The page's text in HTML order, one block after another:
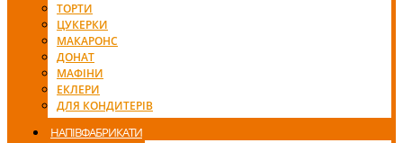
ТОРТИ
ЦУКЕРКИ
МАКАРОНС
ДОНАТ
МАФІНИ
ЕКЛЕРИ
ДЛЯ КОНДИТЕРІВ
НАПІВФАБРИКАТИ